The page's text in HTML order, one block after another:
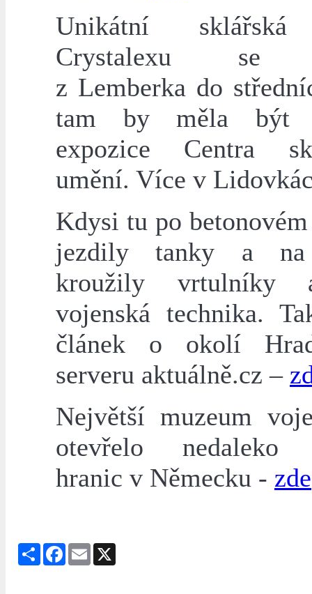
Unikátní
Crystalexu se
z Lemberka do
tam by měla být
expozice Centra
umění. Více v
Kdysi tu po
jezdily tanky a na
kroužily vrtulníky
vojenská technika.
článek o okolí
serveru aktuálně.cz –
Největší muzeum
otevřelo nedaleko
hranic v Německu - zde
Share Facebook
Email